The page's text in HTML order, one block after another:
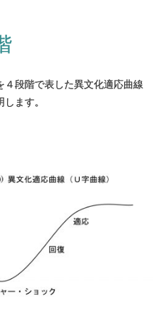
４段階で表した異文化適応曲線
ます。